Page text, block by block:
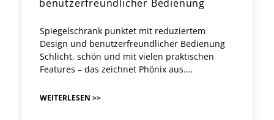
benutzerfreundlicher Bedienung
Spiegelschrank punktet mit reduziertem
Design und benutzerfreundlicher Bedienung
Schlicht, schön und mit vielen praktischen
Features – das zeichnet Phönix aus.…
WEITERLESEN >>